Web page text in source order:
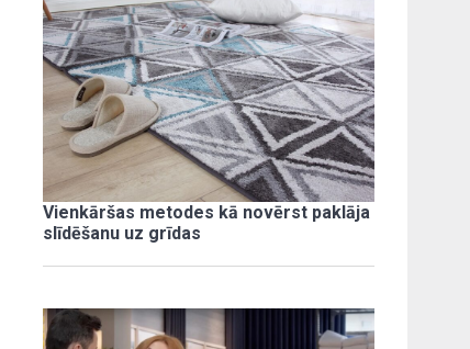
Vienkāršas metodes kā novērst paklāja
slīdēšanu uz grīdas